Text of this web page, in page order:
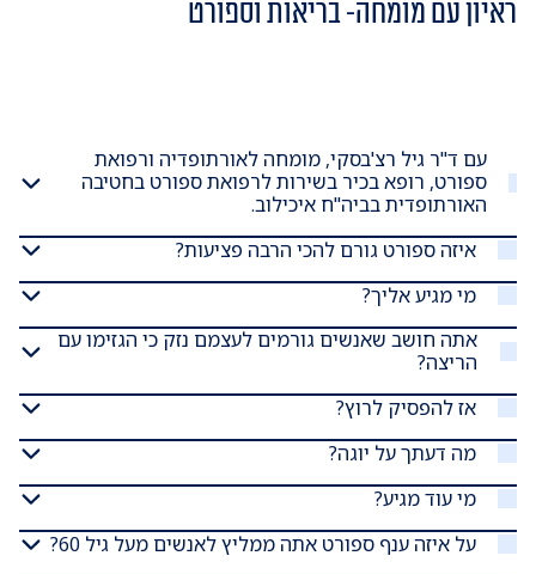
ראיון עם מומחה- בריאות וספורט
עם ד"ר גיל רצ'בסקי, מומחה לאורתופדיה ורפואת
ספורט, רופא בכיר בשירות לרפואת ספורט בחטיבה
האורתופדית בביה"ח איכילוב.
איזה ספורט גורם להכי הרבה פציעות?
מי מגיע אליך?
אתה חושב שאנשים גורמים לעצמם נזק כי הגזימו עם
הריצה?
אז להפסיק לרוץ?
מה דעתך על יוגה?
מי עוד מגיע?
על איזה ענף ספורט אתה ממליץ לאנשים מעל גיל 60?